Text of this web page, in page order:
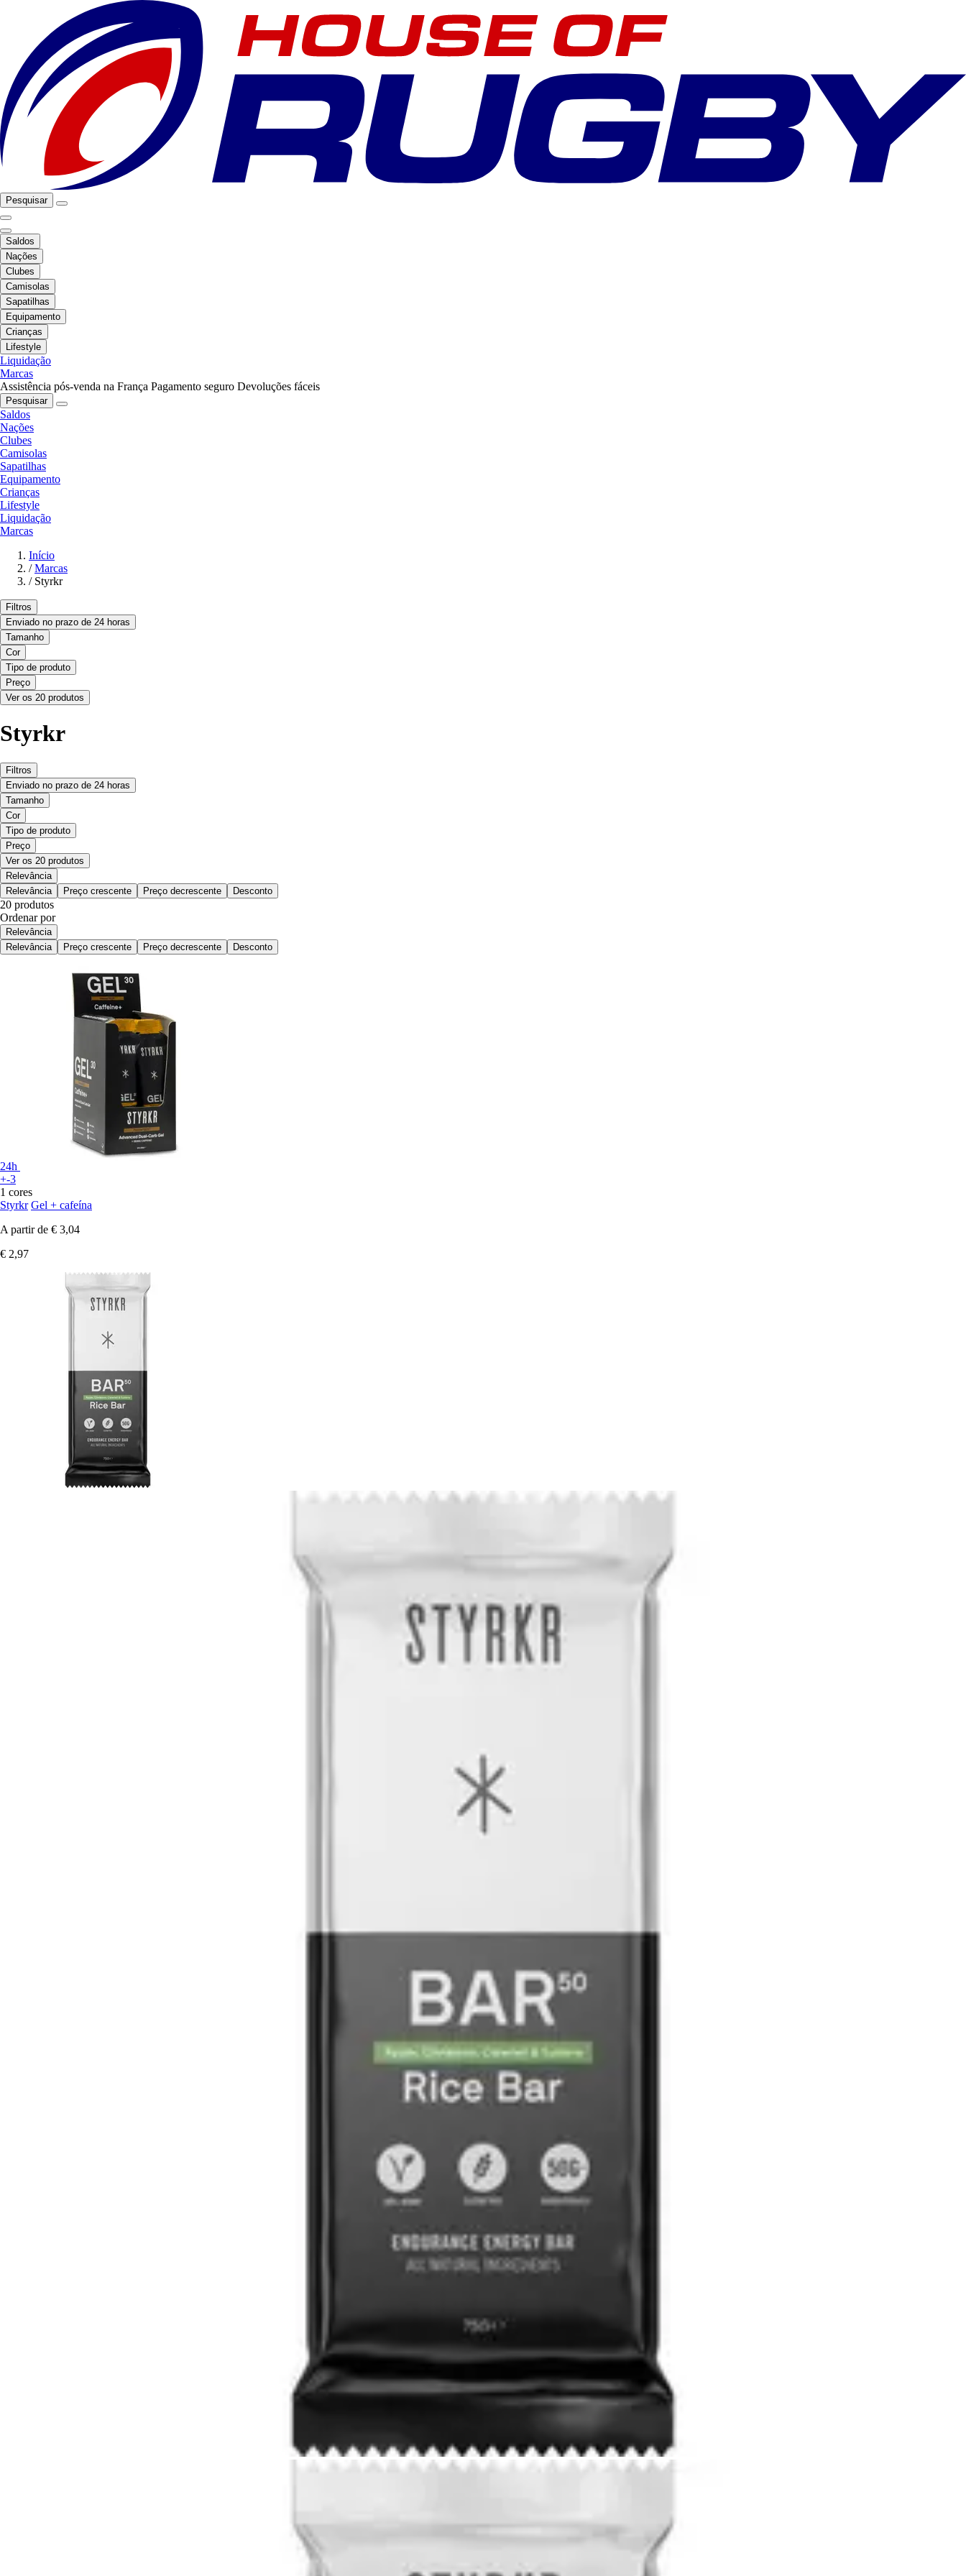
Pesquisar
Saldos
Nações
Clubes
Camisolas
Sapatilhas
Equipamento
Crianças
Lifestyle
Liquidação
Marcas
Assistência pós-venda na França Pagamento seguro Devoluções fáceis
Pesquisar
Saldos
Nações
Clubes
Camisolas
Sapatilhas
Equipamento
Crianças
Lifestyle
Liquidação
Marcas
Início
/ Marcas
/ Styrkr
Filtros
Enviado no prazo de 24 horas
Tamanho
Cor
Tipo de produto
Preço
Ver os 20 produtos
Styrkr
Filtros
Enviado no prazo de 24 horas
Tamanho
Cor
Tipo de produto
Preço
Ver os 20 produtos
Relevância
Relevância
Preço crescente Preço decrescente Desconto
20 produtos
Ordenar por
Relevância
Relevância
Preço crescente Preço decrescente Desconto
24h
+-3
1 cores
Styrkr Gel + cafeína
A partir de € 3,04
€ 2,97